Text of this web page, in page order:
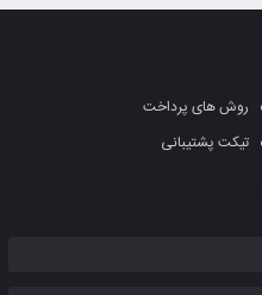
روش های پرداخت
تیکت پشتیبانی